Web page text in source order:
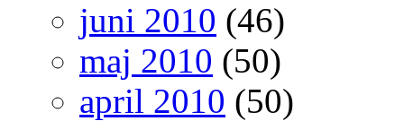
juni 2010 (46)
maj 2010 (50)
april 2010 (50)